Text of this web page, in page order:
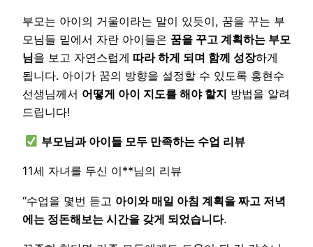
부모는 아이의 거울이라는 말이 있듯이, 꿈을 꾸는 부
모님들 밑에서 자란 아이들은 꿈을 꾸고 계획하는 부모
님을 보고 자연스럽게 따라 하게 되며 함께 성장하게
됩니다. 아이가 꿈의 방향을 설정할 수 있도록 홍현수
선생님께서 어떻게 아이 지도를 해야 할지 방법을 알려
드립니다!
부모님과 아이들 모두 만족하는 수업 리뷰
11세 자녀를 두신 이**님의 리뷰
“수업을 몇번 듣고 아이와 매일 아침 계획을 짜고 저녁
에는 정돈해보는 시간을 갖게 되었습니다.